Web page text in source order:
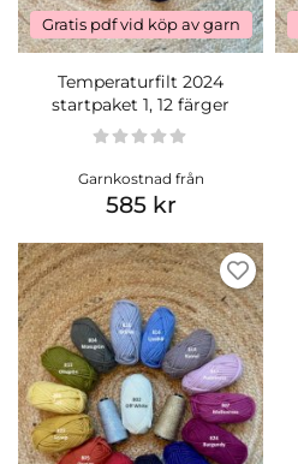
Gratis pdf vid köp av garn
Temperaturfilt 2024
startpaket 1, 12 färger
Garnkostnad från
585 kr